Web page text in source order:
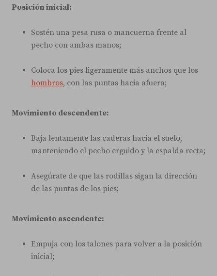
Posición inicial:
Sostén una pesa rusa o mancuerna frente al
pecho con ambas manos;
Coloca los pies ligeramente más anchos que los
hombros, con las puntas hacia afuera;
Movimiento descendente:
Baja lentamente las caderas hacia el suelo,
manteniendo el pecho erguido y la espalda recta;
Asegúrate de que las rodillas sigan la dirección
de las puntas de los pies;
Movimiento ascendente:
Empuja con los talones para volver a la posición
inicial;